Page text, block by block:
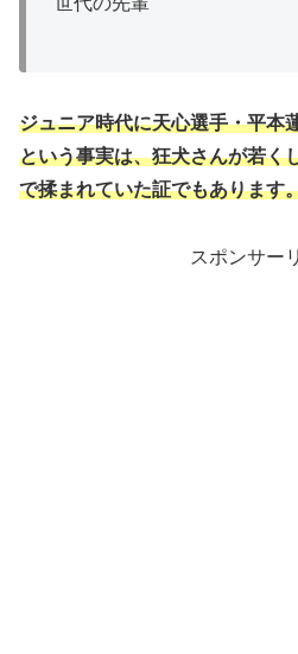
ジュニア時代に天心選手・平本
という事実は、狂犬さんが若く
で揉まれていた証でもあります
スポンサー